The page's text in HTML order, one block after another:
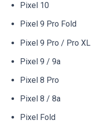
Pixel 10
Pixel 9 Pro Fold
Pixel 9 Pro / Pro XL
Pixel 9 / 9a
Pixel 8 Pro
Pixel 8 / 8a
Pixel Fold